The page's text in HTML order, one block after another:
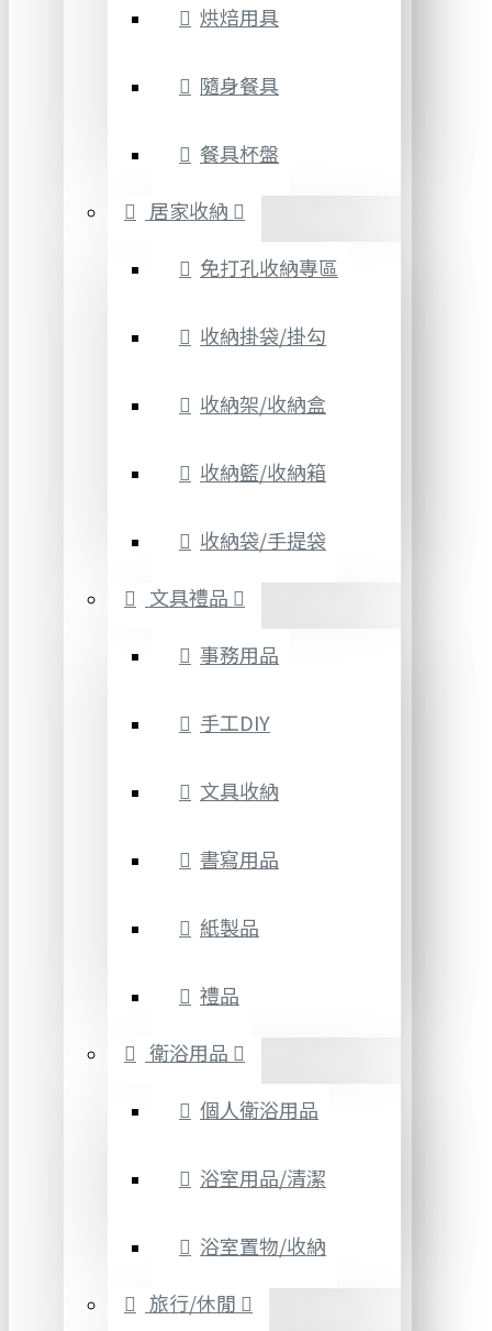
烘焙用具
隨身餐具
餐具杯盤
居家收納
免打孔收納專區
收納掛袋/掛勾
收納架/收納盒
收納籃/收納箱
收納袋/手提袋
文具禮品
事務用品
手工DIY
文具收納
書寫用品
紙製品
禮品
衛浴用品
個人衛浴用品
浴室用品/清潔
浴室置物/收納
旅行/休閒